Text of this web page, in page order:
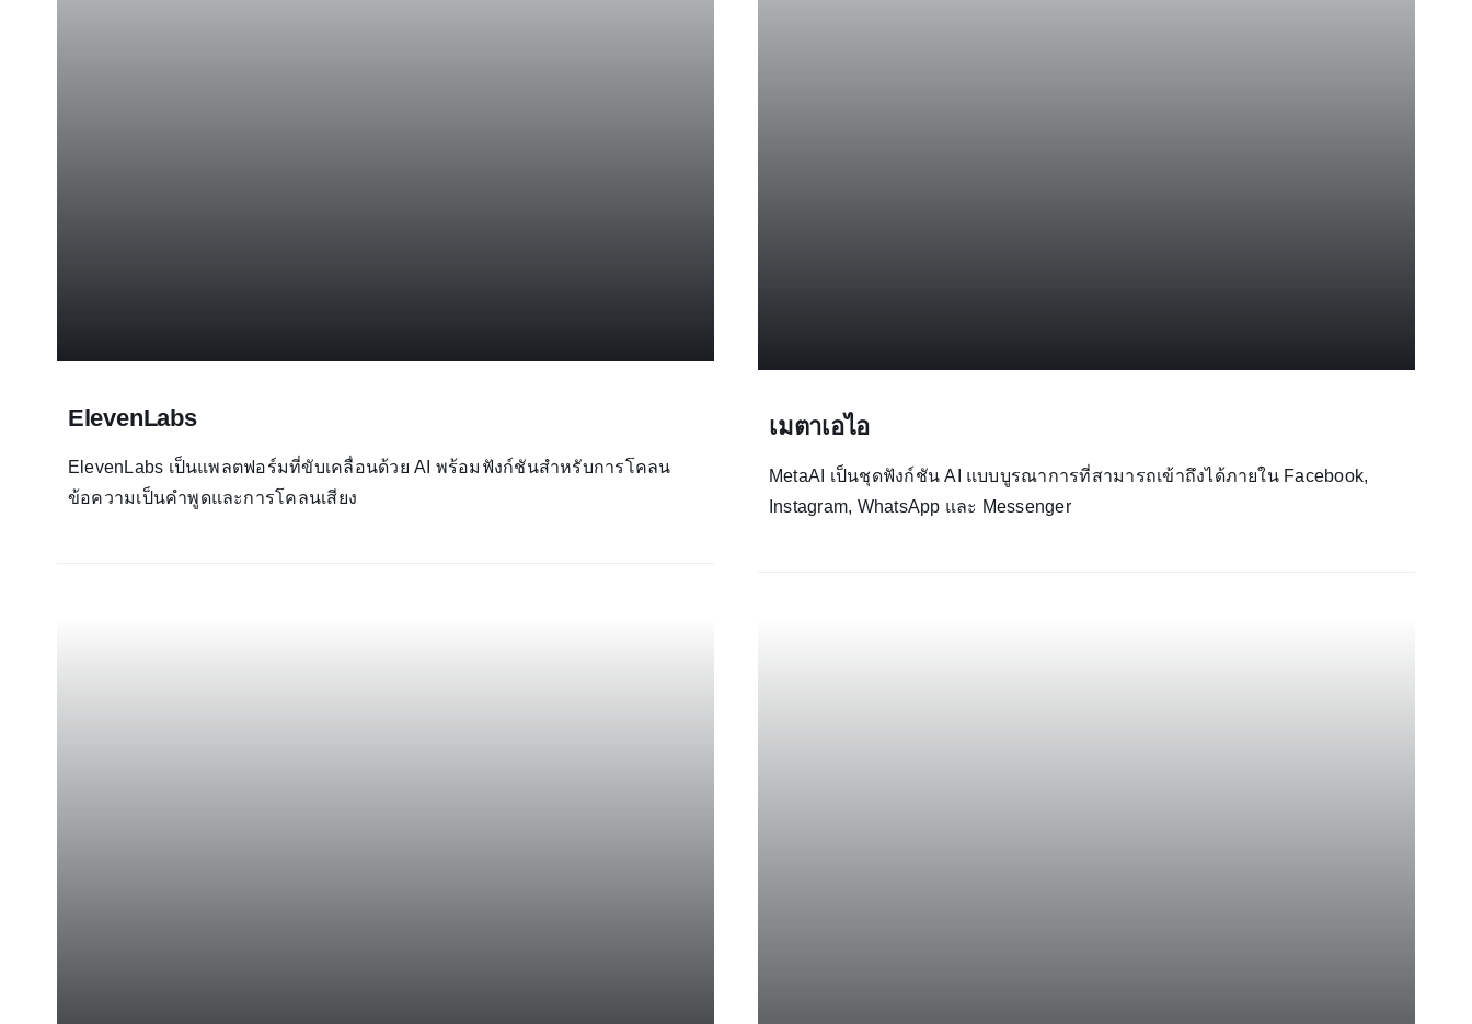
ElevenLabs
ElevenLabs เป็นแพลตฟอร์มที่ขับเคลื่อนด้วย AI พร้อมฟังก์ชันสำหรับการโคลน
ข้อความเป็นคำพูดและการโคลนเสียง
เมตาเอไอ
MetaAI เป็นชุดฟังก์ชัน AI แบบบูรณาการที่สามารถเข้าถึงได้ภายใน Facebook,
Instagram, WhatsApp และ Messenger